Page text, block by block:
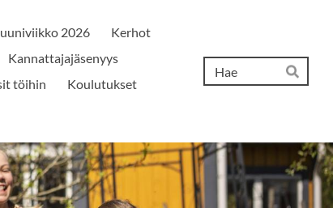
2026
Kerhot
Kannattajajäsenyys
töihin
Koulutukset
Hae